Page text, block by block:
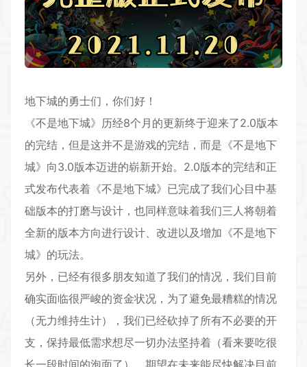
地下城的勇士们，你们好！
《不是地下城》历经8个月的更新终于迎来了2.0版本
的完结，但是这并不是游戏的完结，而是《不是地下
城》向3.0版本迈进的崭新开始。2.0版本的完结和正
式发布代表着《不是地下城》已完成了我们心目中基
础版本的打磨与设计，也同样意味着我们三人将朝着
全新的版本方向进行设计、改进以及增加《不是地下
城》的玩法。
另外，已经有很多朋友知道了我们的情况，我们目前
确实面临很严峻的资金状况，为了避免最糟糕的情况
（无力维持生计），我们已经砍掉了所有不必要的开
支，保持最低需求想尽一切办法坚持着（看来要吃很
长一段时间的泡面了），期望在未来能尽快解决目前